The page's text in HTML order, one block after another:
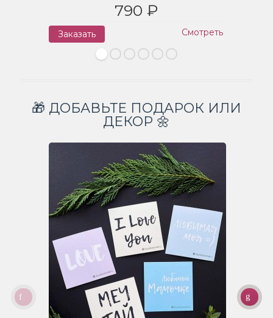
790 ₽
Заказать Смотреть
🎁 ДОБАВЬТЕ ПОДАРОК ИЛИ
ДЕКОР 🌼